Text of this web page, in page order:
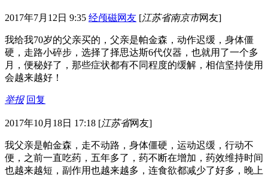
2017年7月12日 9:35 经颅磁网友 [江苏省南京市网友]
我给我70岁的父亲买的，父亲是帕金森，动作迟缓，身体僵
硬，走路小碎步，选择了择思达斯6代仪器，也就用了一个多
月，便秘好了，那些症状都有不同程度的缓解，相信坚持使用
会越来越好！
举报 回复
2017年10月18日 17:18 [江苏省网友]
我父亲是帕金森，走不动路，身体僵硬，运动迟缓，行动不
便，之前一直吃药，五年多了，药不断在增加，药效维持时间
也越来越短，副作用也越来越多，连食欲都减少了好多，晚上